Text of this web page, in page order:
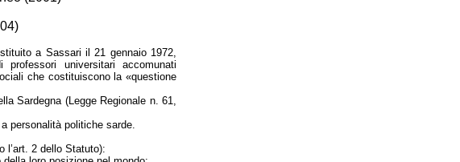
a Sassari il 21 gennaio 1972,
universitari accomunati
che costituiscono la «questione
Sardegna (Legge Regionale n. 61,
personalità politiche sarde.
l’art. 2 dello Statuto):